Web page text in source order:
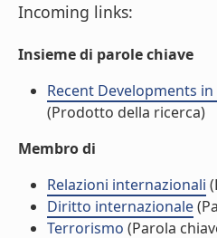
Incoming links:
Insieme di parole chiave
Recent Developments
(Prodotto della ricerca)
Membro di
Relazioni internazionali
Diritto internazionale
Terrorismo (Parola